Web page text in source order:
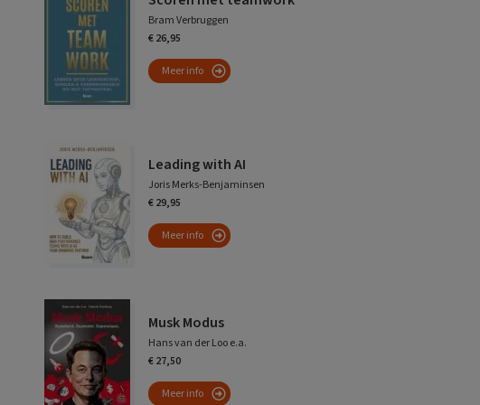
Bram Verbruggen
€ 26,95
Meer info
Leading with AI
Joris Merks-Benjaminsen
€ 29,95
Meer info
Musk Modus
Hans van der Loo e.a.
€ 27,50
Meer info